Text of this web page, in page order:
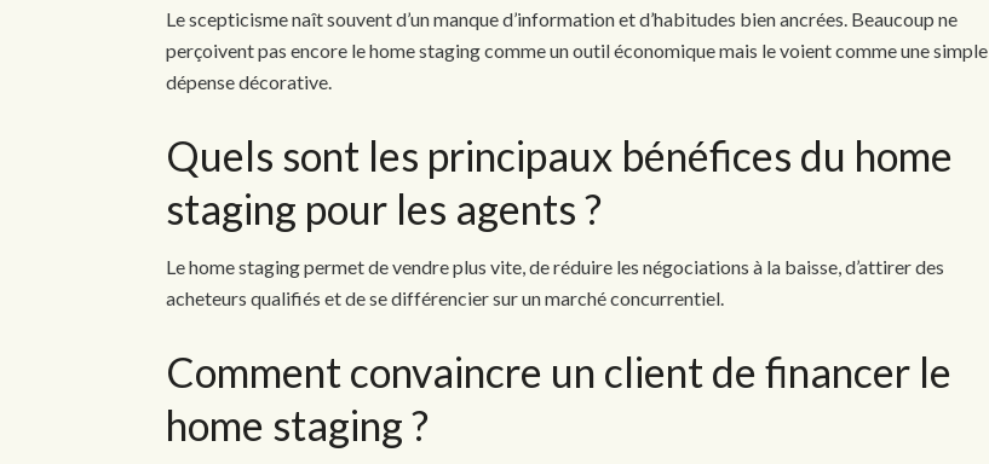
Le scepticisme naît souvent d’un manque d’information et d’habitudes bien ancrées. Beaucoup ne
perçoivent pas encore le home staging comme un outil économique mais le voient comme une simple
dépense décorative.
Quels sont les principaux bénéfices du home
staging pour les agents ?
Le home staging permet de vendre plus vite, de réduire les négociations à la baisse, d’attirer des
acheteurs qualifiés et de se différencier sur un marché concurrentiel.
Comment convaincre un client de financer le
home staging ?